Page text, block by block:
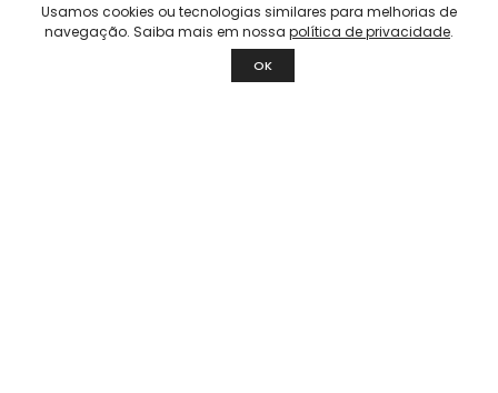
Usamos cookies ou tecnologias similares para melhorias de
navegação. Saiba mais em nossa política de privacidade.
OK